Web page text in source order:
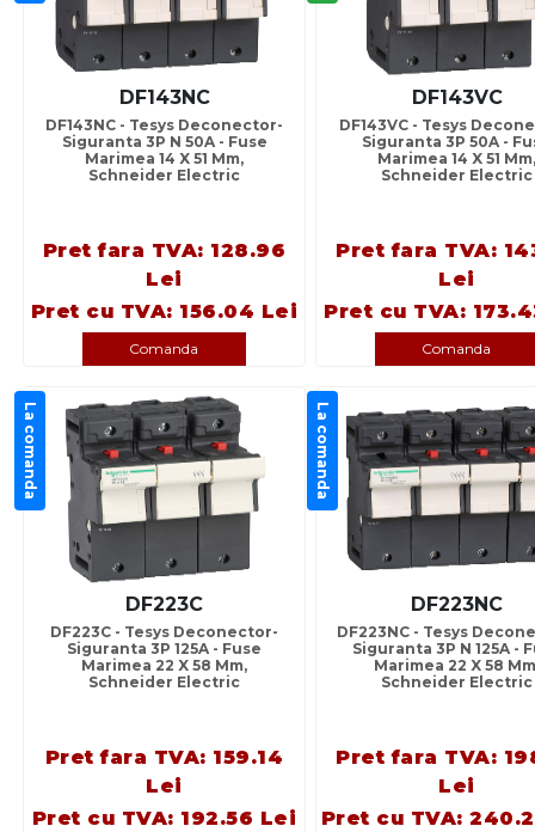
DF143NC
DF143NC - Tesys Deconector-
Siguranta 3P N 50A - Fuse
Marimea 14 X 51 Mm,
Schneider Electric
Pret fara TVA: 128.96
Lei
Pret cu TVA: 156.04 Lei
Comanda
DF143VC
DF143VC - Tesys
Siguranta 3P 50A -
Marimea 14 X 51 Mm,
Schneider Electric
Pret fara TVA:
Lei
Pret cu TVA:
Comanda
La comanda
DF223C
DF223C - Tesys Deconector-
Siguranta 3P 125A - Fuse
Marimea 22 X 58 Mm,
Schneider Electric
Pret fara TVA: 159.14
Lei
Pret cu TVA: 192.56 Lei
La comanda
DF223NC
DF223NC - Tesys
Siguranta 3P N 125A -
Marimea 22 X 58
Schneider Electric
Pret fara TVA:
Lei
Pret cu TVA: